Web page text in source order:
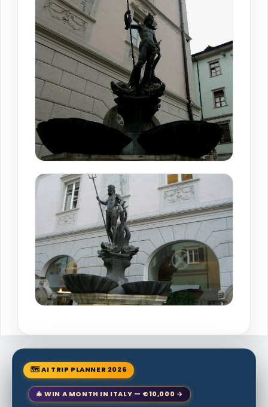
🗺 AI TRIP PLANNER 2026
🎄 WIN A MONTH IN ITALY — €10,000 →